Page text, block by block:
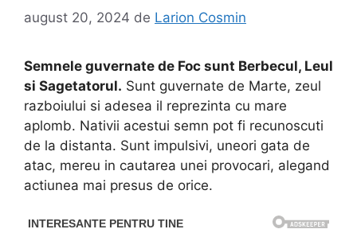
august 20, 2024 de Larion Cosmin
Semnele guvernate de Foc sunt Berbecul, Leul
si Sagetatorul. Sunt guvernate de Marte, zeul
razboiului si adesea il reprezinta cu mare
aplomb. Nativii acestui semn pot fi recunoscuti
de la distanta. Sunt impulsivi, uneori gata de
atac, mereu in cautarea unei provocari, alegand
actiunea mai presus de orice.